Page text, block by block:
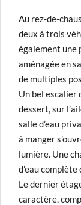
Au rez-de-
deux à trois
également une
aménagée en
de multiples
Un bel escalier
dessert, sur
salle d’eau
à manger
lumière. Une
d’eau complète
Le dernier
caractère,